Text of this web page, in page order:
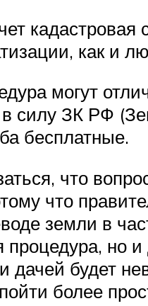
как и
могут
силу ЗК РФ
бесплатные.
что
что
земли в
но и
дачей будет
более